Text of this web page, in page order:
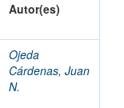
Autor(es)
Ojeda
Cárdenas, Juan
N.